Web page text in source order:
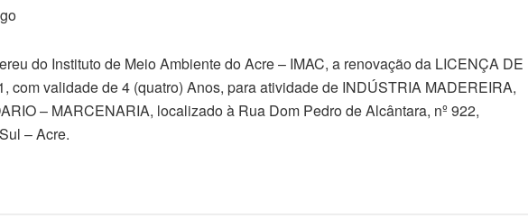
do Instituto de Meio Ambiente do Acre – IMAC, a renovação da LICENÇA DE
com validade de 4 (quatro) Anos, para atividade de INDÚSTRIA MADEREIRA,
– MARCENARIA, localizado à Rua Dom Pedro de Alcântara, nº 922,
– Acre.